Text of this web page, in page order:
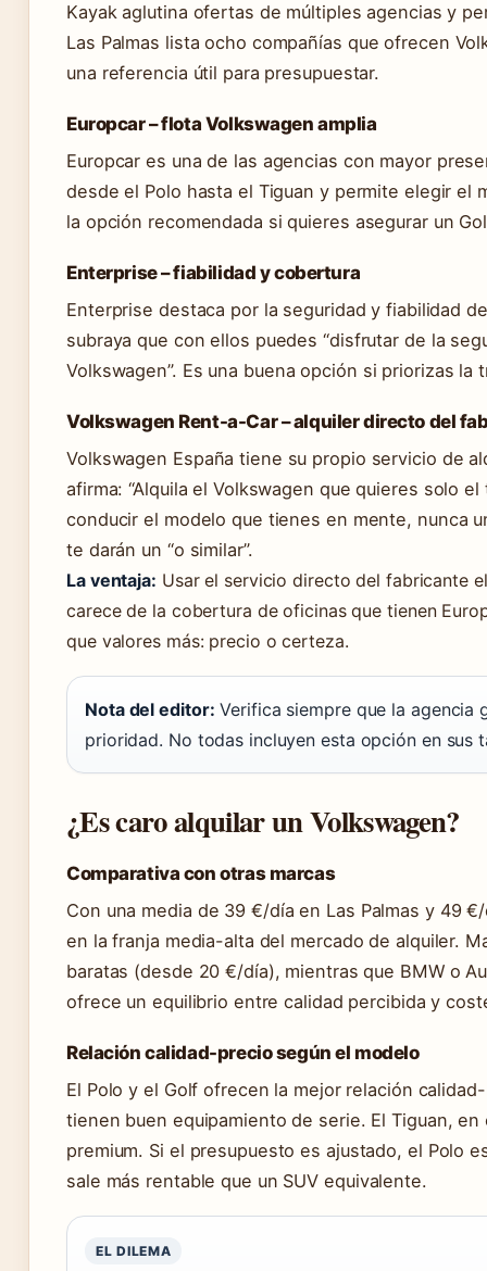
Kayak aglutina ofertas de múltiples agencias y
Las Palmas lista ocho compañías que ofrecen
una referencia útil para presupuestar.
Europcar – flota Volkswagen amplia
Europcar es una de las agencias con mayor
desde el Polo hasta el Tiguan y permite elegir el
la opción recomendada si quieres asegurar un
Enterprise – fiabilidad y cobertura
Enterprise destaca por la seguridad y fiabilidad
subraya que con ellos puedes “disfrutar de la
Volkswagen”. Es una buena opción si priorizas
Volkswagen Rent-a-Car – alquiler directo del
Volkswagen España tiene su propio servicio de
afirma: “Alquila el Volkswagen que quieres solo
conducir el modelo que tienes en mente, nunca
te darán un “o similar”.
La ventaja: Usar el servicio directo del fabricante
carece de la cobertura de oficinas que tienen
que valores más: precio o certeza.
Nota del editor: Verifica siempre que la agencia
prioridad. No todas incluyen esta opción en sus
¿Es caro alquilar un Volkswagen?
Comparativa con otras marcas
Con una media de 39 €/día en Las Palmas y 49
en la franja media-alta del mercado de alquiler.
baratas (desde 20 €/día), mientras que BMW o
ofrece un equilibrio entre calidad percibida y
Relación calidad-precio según el modelo
El Polo y el Golf ofrecen la mejor relación
tienen buen equipamiento de serie. El Tiguan,
premium. Si el presupuesto es ajustado, el Polo
sale más rentable que un SUV equivalente.
EL DILEMA